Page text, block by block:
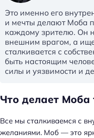
Это именно его
и мечты делают Моба
каждому зрителю. Он
внешним врагом, а
сталкивается с
быть настоящим
силы и уязвимости и
Что делает Моба
Все мы сталкиваемся с
желаниями. Моб — это